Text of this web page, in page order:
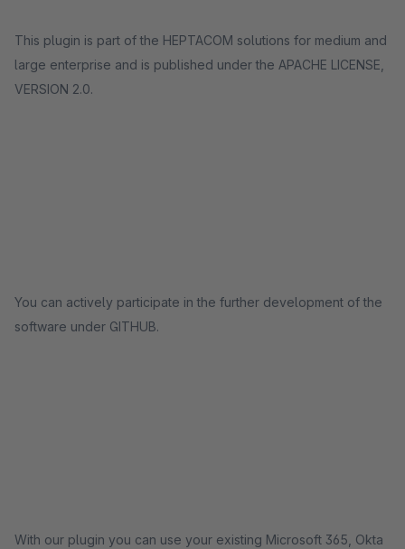
This plugin is part of the HEPTACOM solutions for medium and
large enterprise and is published under the APACHE LICENSE,
VERSION 2.0.
You can actively participate in the further development of the
software under GITHUB.
With our plugin you can use your existing Microsoft 365, Okta